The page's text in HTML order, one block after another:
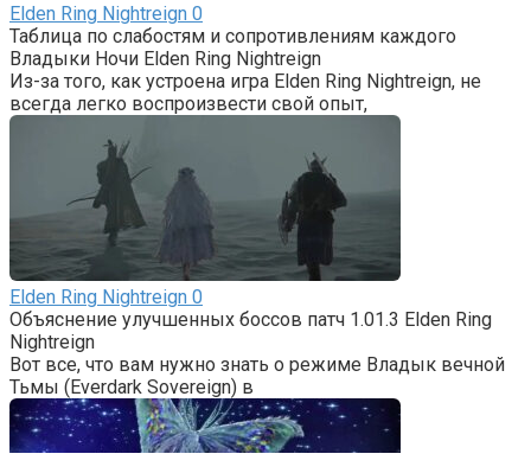
Elden Ring Nightreign 0
Таблица по слабостям и сопротивлениям каждого
Владыки Ночи Elden Ring Nightreign
Из-за того, как устроена игра Elden Ring Nightreign, не
всегда легко воспроизвести свой опыт,
Elden Ring Nightreign 0
Объяснение улучшенных боссов патч 1.01.3 Elden Ring
Nightreign
Вот все, что вам нужно знать о режиме Владык вечной
Тьмы (Everdark Sovereign) в